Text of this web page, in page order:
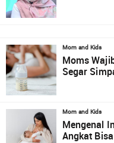
Mom and Kids
Moms
Segar
Mom and Kids
Mengenal
Angkat